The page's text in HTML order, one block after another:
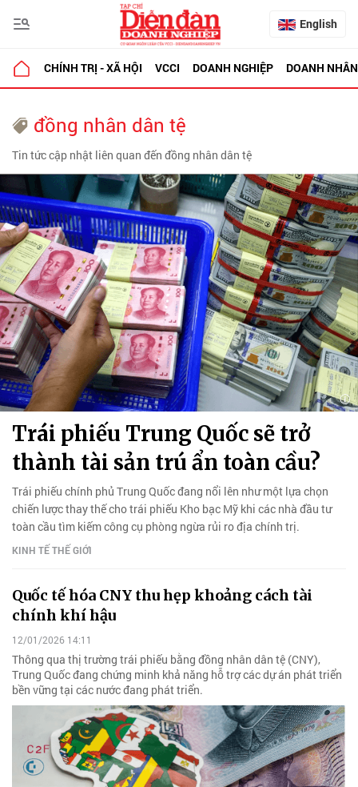
English
CHÍNH TRỊ - XÃ HỘI VCCI DOANH NGHIỆP DOANH NHÂN
đồng nhân dân tệ
Tin tức cập nhật liên quan đến đồng nhân dân tệ
Trái phiếu Trung Quốc sẽ trở
thành tài sản trú ẩn toàn cầu?
Trái phiếu chính phủ Trung Quốc đang nổi lên như một lựa chọn
chiến lược thay thế cho trái phiếu Kho bạc Mỹ khi các nhà đầu tư
toàn cầu tìm kiếm công cụ phòng ngừa rủi ro địa chính trị.
KINH TẾ THẾ GIỚI
Quốc tế hóa CNY thu hẹp khoảng cách tài
chính khí hậu
12/01/2026 14:11
Thông qua thị trường trái phiếu bằng đồng nhân dân tệ (CNY),
Trung Quốc đang chứng minh khả năng hỗ trợ các dự án phát triển
bền vững tại các nước đang phát triển.